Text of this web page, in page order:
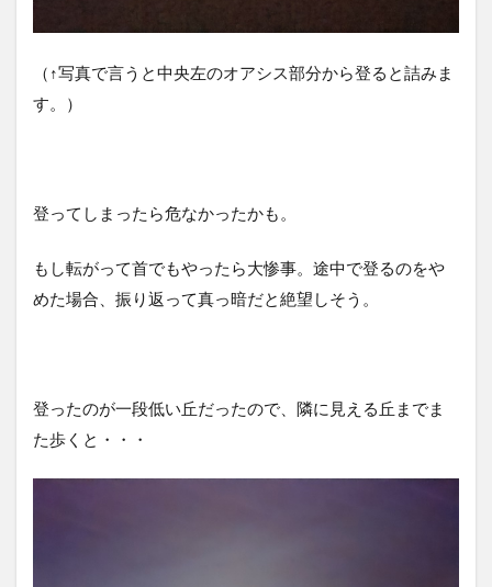
（↑写真で言うと中央左のオアシス部分から登ると詰みま
す。）
登ってしまったら危なかったかも。
もし転がって首でもやったら大惨事。途中で登るのをや
めた場合、振り返って真っ暗だと絶望しそう。
登ったのが一段低い丘だったので、隣に見える丘までま
た歩くと・・・